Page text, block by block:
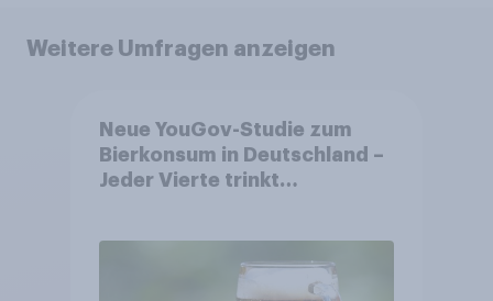
Weitere Umfragen anzeigen
Neue YouGov-Studie zum
Bierkonsum in Deutschland –
Jeder Vierte trinkt
wächst um über 23 Prozent